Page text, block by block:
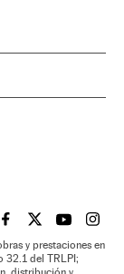
EL PAÍS BRASIL EN
EL PAÍSEL PAÍS
EL
y prestaciones en
32.1 del TRLPI;